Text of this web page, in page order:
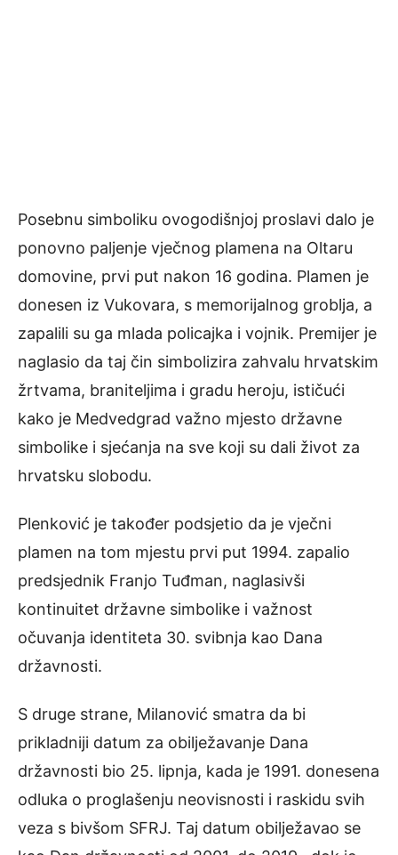
Posebnu simboliku ovogodišnjoj proslavi dalo je
ponovno paljenje vječnog plamena na Oltaru
domovine, prvi put nakon 16 godina. Plamen je
donesen iz Vukovara, s memorijalnog groblja, a
zapalili su ga mlada policajka i vojnik. Premijer je
naglasio da taj čin simbolizira zahvalu hrvatskim
žrtvama, braniteljima i gradu heroju, ističući
kako je Medvedgrad važno mjesto državne
simbolike i sjećanja na sve koji su dali život za
hrvatsku slobodu.
Plenković je također podsjetio da je vječni
plamen na tom mjestu prvi put 1994. zapalio
predsjednik Franjo Tuđman, naglasivši
kontinuitet državne simbolike i važnost
očuvanja identiteta 30. svibnja kao Dana
državnosti.
S druge strane, Milanović smatra da bi
prikladniji datum za obilježavanje Dana
državnosti bio 25. lipnja, kada je 1991. donesena
odluka o proglašenju neovisnosti i raskidu svih
veza s bivšom SFRJ. Taj datum obilježavao se